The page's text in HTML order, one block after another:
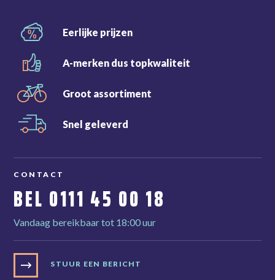
Eerlijke prijzen
A-merken dus topkwaliteit
Groot assortiment
Snel geleverd
CONTACT
BEL 0111 45 00 18
Vandaag bereikbaar tot 18:00 uur
STUUR EEN BERICHT